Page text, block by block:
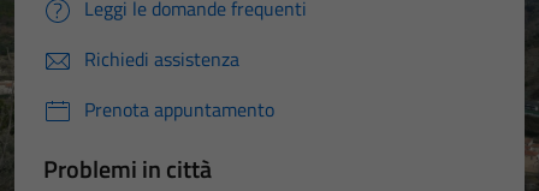
Leggi le domande frequenti
Richiedi assistenza
Prenota appuntamento
Problemi in città